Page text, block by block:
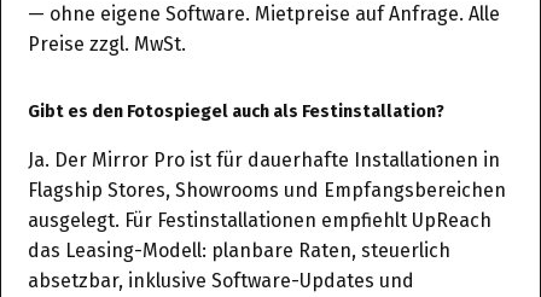
— ohne eigene Software. Mietpreise auf Anfrage. Alle
Preise zzgl. MwSt.
Gibt es den Fotospiegel auch als Festinstallation?
Ja. Der Mirror Pro ist für dauerhafte Installationen in
Flagship Stores, Showrooms und Empfangsbereichen
ausgelegt. Für Festinstallationen empfiehlt UpReach
das Leasing-Modell: planbare Raten, steuerlich
absetzbar, inklusive Software-Updates und